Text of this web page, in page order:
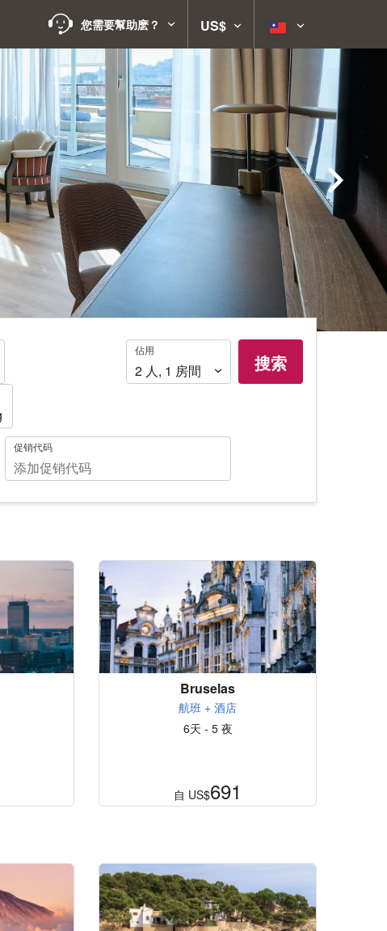
您需要幫助麽？ US$
佔
用
佔用
2 人 , 1 房間
促销代码
搜索
Bruselas
航班 + 酒店
6天 - 5 夜
自 US$691